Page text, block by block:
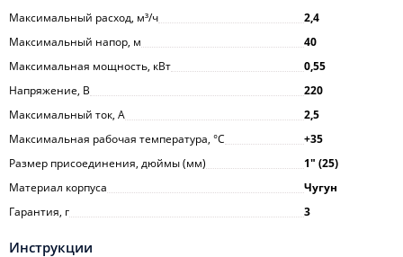
Максимальный расход, м³/ч
2,4
Максимальный напор, м
40
Максимальная мощность, кВт
0,55
Напряжение, В
220
Максимальный ток, А
2,5
Максимальная рабочая температура, °С
+35
Размер присоединения, дюймы (мм)
1ʺ (25)
Материал корпуса
Чугун
Гарантия, г
3
Инструкции